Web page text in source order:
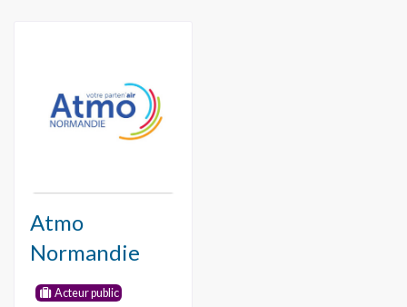
Atmo
Normandie
Acteur public